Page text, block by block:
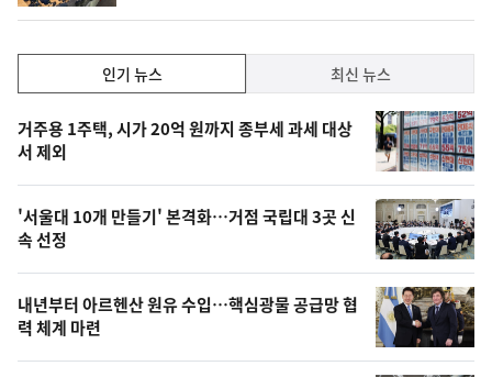
하
락
기,
최
신,
오
늘
의
영
상
인기 뉴스 최신 뉴스
기
뉴
스
거주용 1주택, 시가 20억 원까지 종부세 과세 대상
서 제외
'서울대 10개 만들기' 본격화…거점 국립대 3곳 신
속 선정
내년부터 아르헨산 원유 수입…핵심광물 공급망 협
력 체계 마련